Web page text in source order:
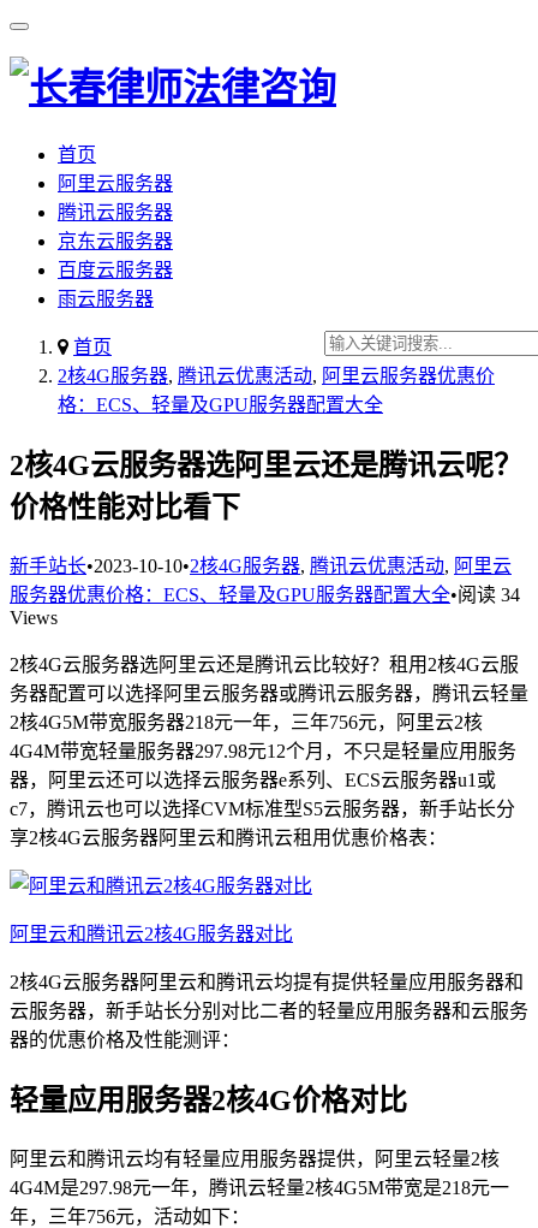
首页
阿里云服务器
腾讯云服务器
京东云服务器
百度云服务器
雨云服务器
首页
2核4G服务器, 腾讯云优惠活动, 阿里云服务器优惠价
格：ECS、轻量及GPU服务器配置大全
2核4G云服务器选阿里云还是腾讯云呢？
价格性能对比看下
新手站长•2023-10-10•2核4G服务器, 腾讯云优惠活动, 阿里云
服务器优惠价格：ECS、轻量及GPU服务器配置大全•阅读 34
Views
2核4G云服务器选阿里云还是腾讯云比较好？租用2核4G云服
务器配置可以选择阿里云服务器或腾讯云服务器，腾讯云轻量
2核4G5M带宽服务器218元一年，三年756元，阿里云2核
4G4M带宽轻量服务器297.98元12个月，不只是轻量应用服务
器，阿里云还可以选择云服务器e系列、ECS云服务器u1或
c7，腾讯云也可以选择CVM标准型S5云服务器，新手站长分
享2核4G云服务器阿里云和腾讯云租用优惠价格表：
阿里云和腾讯云2核4G服务器对比
2核4G云服务器阿里云和腾讯云均提有提供轻量应用服务器和
云服务器，新手站长分别对比二者的轻量应用服务器和云服务
器的优惠价格及性能测评：
轻量应用服务器2核4G价格对比
阿里云和腾讯云均有轻量应用服务器提供，阿里云轻量2核
4G4M是297.98元一年，腾讯云轻量2核4G5M带宽是218元一
年，三年756元，活动如下：